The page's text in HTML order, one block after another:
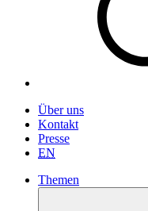
Über uns
Kontakt
Presse
EN
Themen